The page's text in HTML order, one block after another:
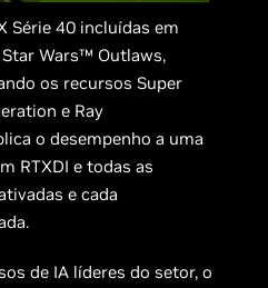
Série 40 incluídas em
Wars™ Outlaws,
os recursos Super
e Ray
o desempenho a uma
RTXDI e todas as
e cada
de IA líderes do setor, o